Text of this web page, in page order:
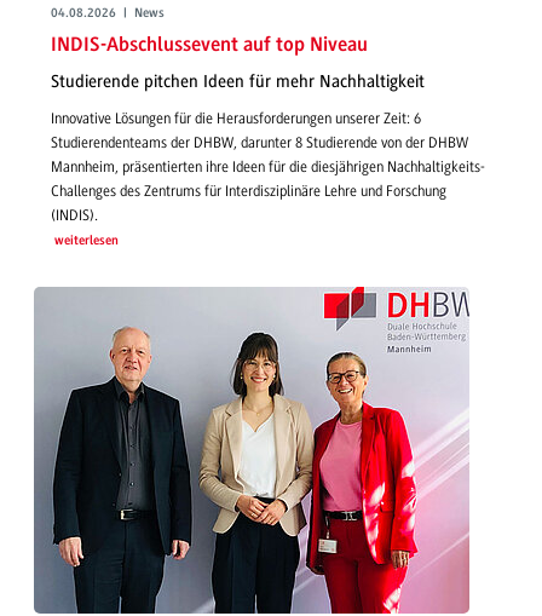
04.08.2026 | News
INDIS-Abschlussevent auf top Niveau
Studierende pitchen Ideen für mehr Nachhaltigkeit
Innovative Lösungen für die Herausforderungen unserer Zeit: 6
Studierendenteams der DHBW, darunter 8 Studierende von der DHBW
Mannheim, präsentierten ihre Ideen für die diesjährigen Nachhaltigkeits-
Challenges des Zentrums für Interdisziplinäre Lehre und Forschung
(INDIS).
weiterlesen